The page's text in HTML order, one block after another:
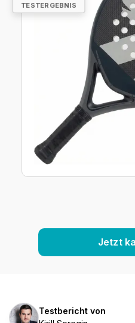
TESTERGEBNIS
Jetzt
Kirill
Seregin
Testbericht von